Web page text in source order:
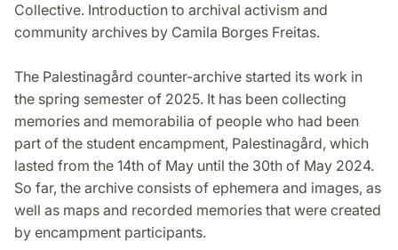
Collective. Introduction to archival activism and
community archives by Camila Borges Freitas.
The Palestinagård counter-archive started its work in
the spring semester of 2025. It has been collecting
memories and memorabilia of people who had been
part of the student encampment, Palestinagård, which
lasted from the 14th of May until the 30th of May 2024.
So far, the archive consists of ephemera and images, as
well as maps and recorded memories that were created
by encampment participants.